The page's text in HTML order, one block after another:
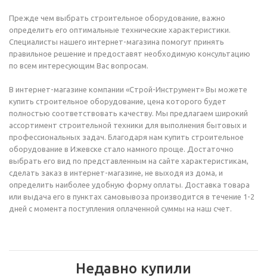
Прежде чем выбрать строительное оборудование, важно
определить его оптимальные технические характеристики.
Специалисты нашего интернет-магазина помогут принять
правильное решение и предоставят необходимую консультацию
по всем интересующим Вас вопросам.
В интернет-магазине компании «Строй-Инструмент» Вы можете
купить строительное оборудование, цена которого будет
полностью соответствовать качеству. Мы предлагаем широкий
ассортимент строительной техники для выполнения бытовых и
профессиональных задач. Благодаря нам купить строительное
оборудование в Ижевске стало намного проще. Достаточно
выбрать его вид по представленным на сайте характеристикам,
сделать заказ в интернет-магазине, не выходя из дома, и
определить наиболее удобную форму оплаты. Доставка товара
или выдача его в пунктах самовывоза производится в течение 1-2
дней с момента поступления оплаченной суммы на наш счет.
Недавно купили